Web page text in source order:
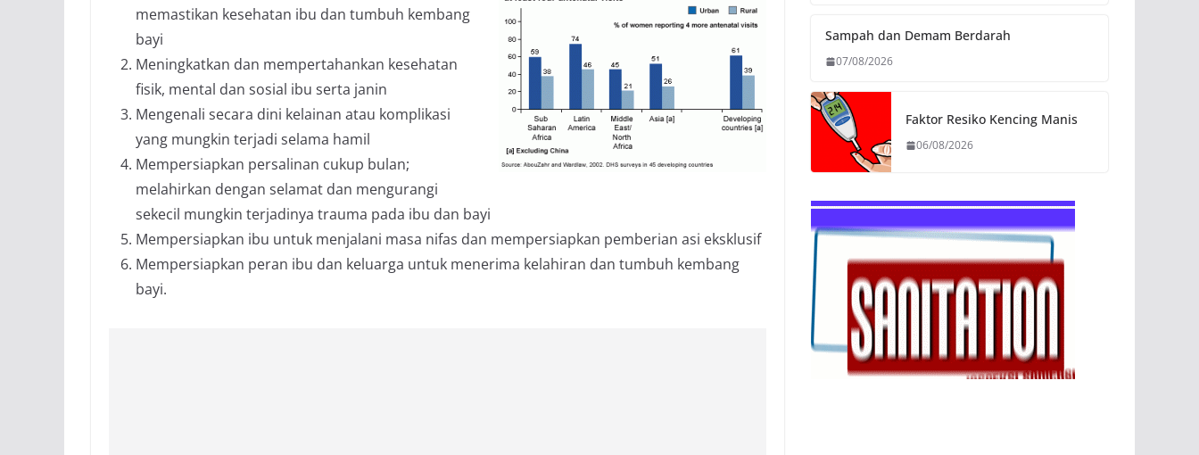
memastikan kesehatan ibu dan tumbuh kembang
bayi
Meningkatkan dan mempertahankan kesehatan
fisik, mental dan sosial ibu serta janin
Mengenali secara dini kelainan atau komplikasi
yang mungkin terjadi selama hamil
Mempersiapkan persalinan cukup bulan;
melahirkan dengan selamat dan mengurangi
sekecil mungkin terjadinya trauma pada ibu dan bayi
Mempersiapkan ibu untuk menjalani masa nifas dan mempersiapkan pemberian asi eksklusif
Mempersiapkan peran ibu dan keluarga untuk menerima kelahiran dan tumbuh kembang
bayi.
Sampah dan Demam Berdarah
07/08/2026
Faktor Resiko Kencing Manis
06/08/2026